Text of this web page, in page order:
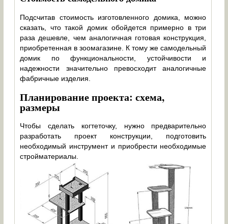
Подсчитав стоимость изготовленного домика, можно
сказать, что такой домик обойдется примерно в три
раза дешевле, чем аналогичная готовая конструкция,
приобретенная в зоомагазине. К тому же самодельный
домик по функциональности, устойчивости и
надежности значительно превосходит аналогичные
фабричные изделия.
Планирование проекта: схема,
размеры
Чтобы сделать когтеточку, нужно предварительно
разработать проект конструкции, подготовить
необходимый инструмент и приобрести необходимые
стройматериалы.